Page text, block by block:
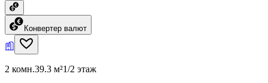
Конвертер валют
2 комн.39.3 м²1/2 этаж